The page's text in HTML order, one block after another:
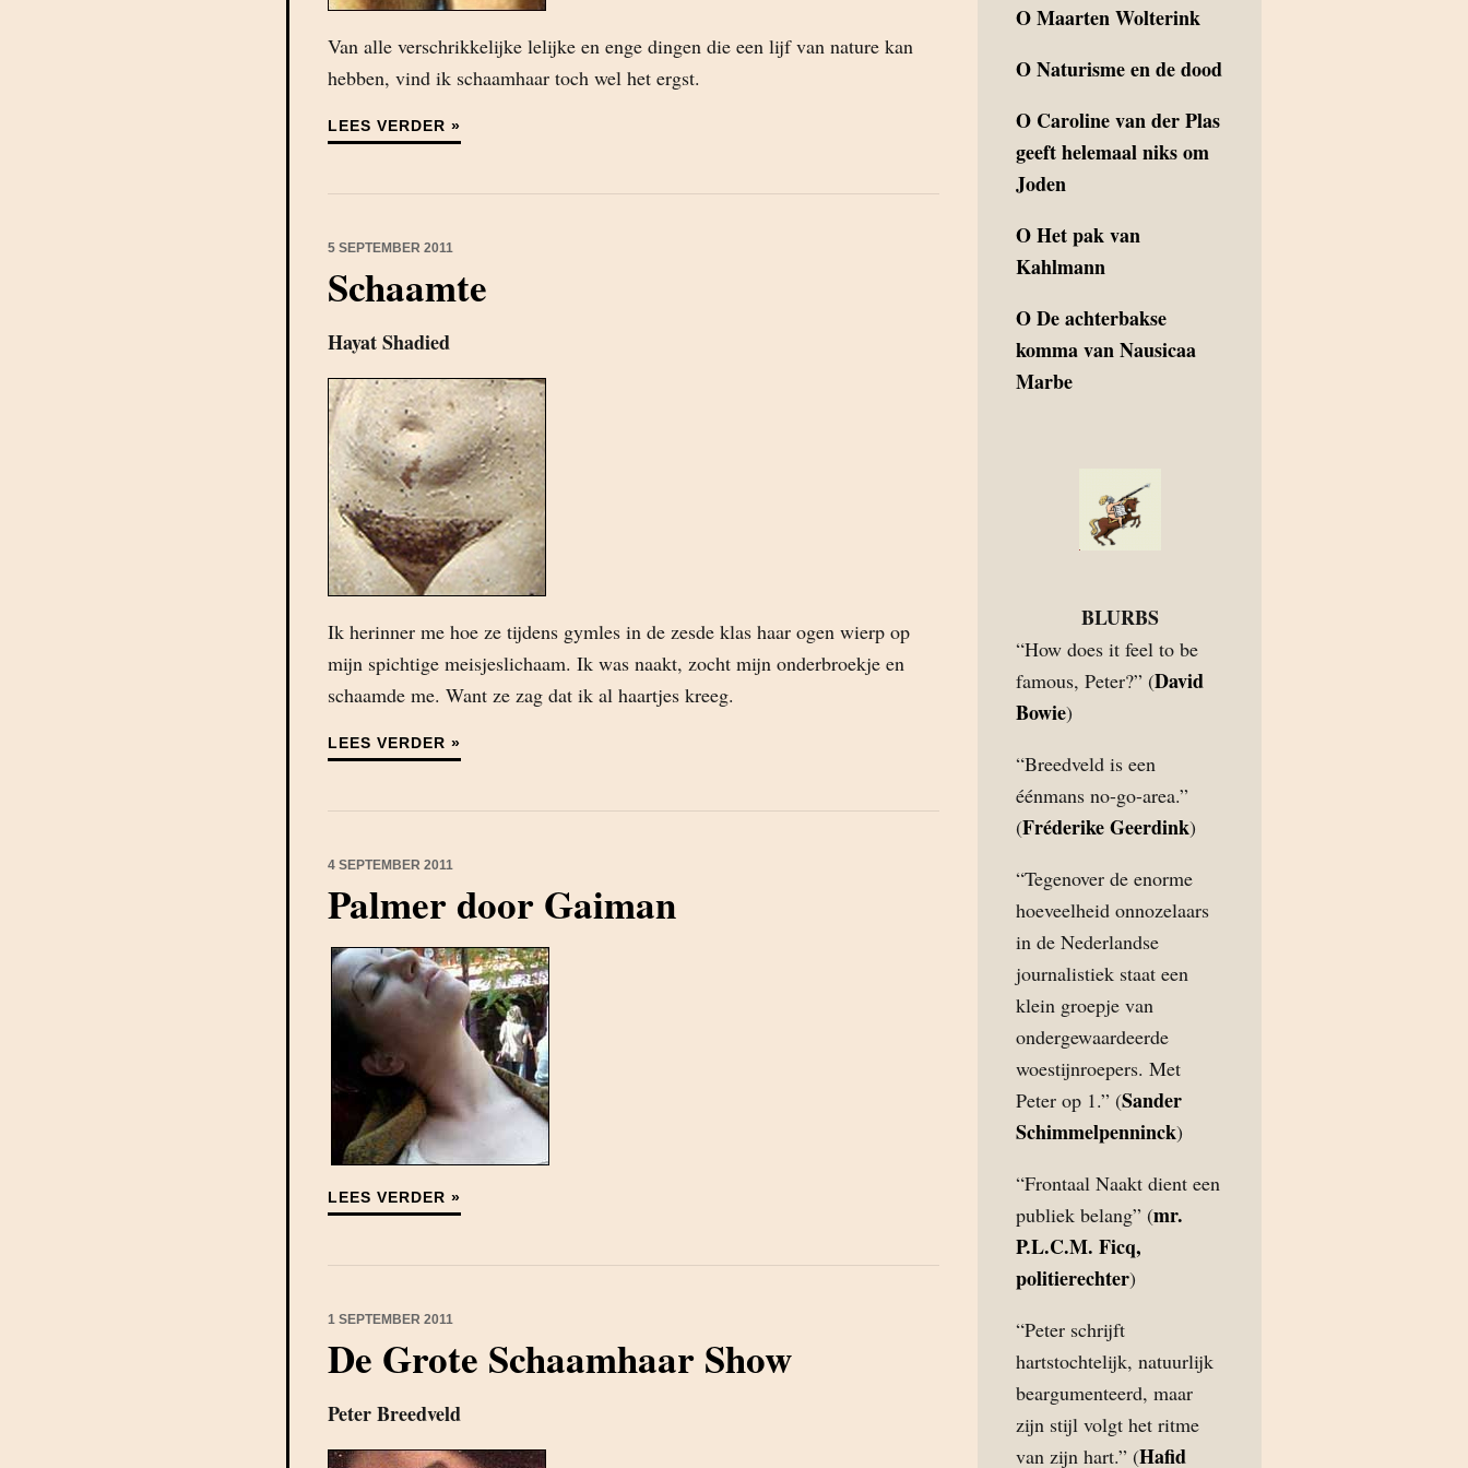
Van alle verschrikkelijke lelijke en enge dingen die een lijf van nature kan
hebben, vind ik schaamhaar toch wel het ergst.
LEES VERDER »
5 SEPTEMBER 2011
Schaamte
Hayat Shadied
Ik herinner me hoe ze tijdens gymles in de zesde klas haar ogen wierp op
mijn spichtige meisjeslichaam. Ik was naakt, zocht mijn onderbroekje en
schaamde me. Want ze zag dat ik al haartjes kreeg.
LEES VERDER »
4 SEPTEMBER 2011
Palmer door Gaiman
LEES VERDER »
1 SEPTEMBER 2011
De Grote Schaamhaar Show
Peter Breedveld
OMaarten Wolterink
ONaturisme en de dood
O Caroline van der Plas
geeft helemaal niks om
Joden
OHet pak van
Kahlmann
ODe achterbakse
komma van Nausicaa
Marbe
BLURBS
“How does it feel to be
famous, Peter?” (David
Bowie)
“Breedveld is een
éénmans no-go-area.”
(Fréderike Geerdink)
“Tegenover de enorme
hoeveelheid onnozelaars
in de Nederlandse
journalistiek staat een
klein groepje van
ondergewaardeerde
woestijnroepers. Met
Peter op 1.” (Sander
Schimmelpenninck)
“Frontaal Naakt dient een
publiek belang” (mr.
P.L.C.M. Ficq,
politierechter)
“Peter schrijft
hartstochtelijk, natuurlijk
beargumenteerd, maar
zijn stijl volgt het ritme
van zijn hart.” (Hafid